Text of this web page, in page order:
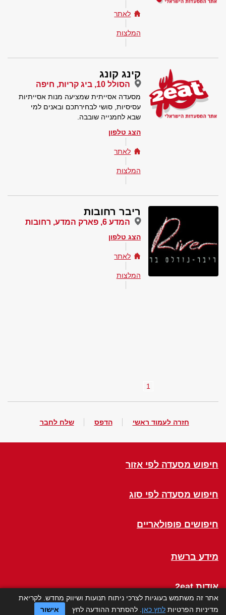
לאתר
המלצות
קינג קונג
הסולל 10, ביג קריות, חיפה
מסעדה אסייתית שמציעה מנות אסייתיות
עסיסיות, סושי לבחירתכם ובאנים למי
שבא לחמנייה שובבה.
הצג טלפון
לאתר
המלצות
ריבר רחובות
המדע 6, פארק המדע, רחובות
הצג טלפון
לאתר
המלצות
1
חזרה לעמוד ראשי הדפס שלח לחבר
חיפוש מסעדה לפי אזור
חיפוש מסעדה לפי סוג
חיפושים פופולאריים
מידע ברשת
אודות 2eat
Click a Table
אתר זה משתמש בעוגיות לצרכי ניתוח תנועות ושיווק מחדש. לקריאת
מדיניות הפרטיות לחץ כאן . להסתרת ההודעה לחץ אישור